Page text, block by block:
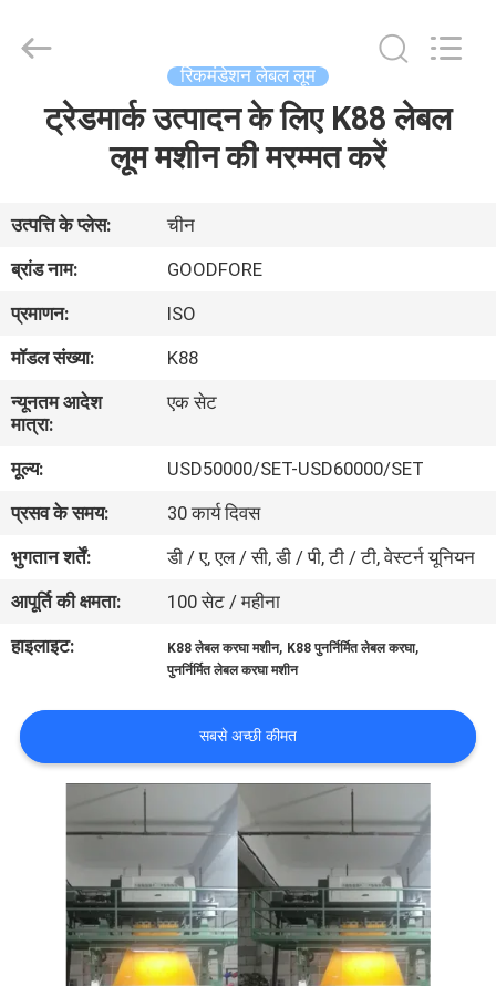
वीडियो
हमारे
बारे
में
कारखाना
भ्रमण
गुणवत्ता
नियंत्रण
हमसे
संपर्क
उद्धरण
Machinery
Co.,Ltd.
रिकमंडेशन लेबल लूम
ट्रेडमार्क उत्पादन के लिए K88 लेबल
लूम मशीन की मरम्मत करें
उत्पत्ति के प्लेस:
चीन
ब्रांड नाम:
GOODFORE
प्रमाणन:
ISO
मॉडल संख्या:
K88
न्यूनतम आदेश
मात्रा:
एक सेट
मूल्य:
USD50000/SET-USD60000/SET
प्रसव के समय:
30 कार्य दिवस
भुगतान शर्तें:
डी / ए, एल / सी, डी / पी, टी / टी, वेस्टर्न यूनियन
आपूर्ति की क्षमता:
100 सेट / महीना
हाइलाइट:
K88 लेबल करघा मशीन, K88 पुनर्निर्मित लेबल करघा,
पुनर्निर्मित लेबल करघा मशीन
सबसे अच्छी कीमत